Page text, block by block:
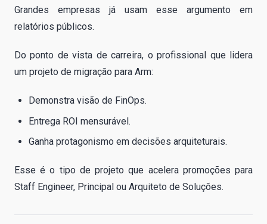
Grandes empresas já usam esse argumento em
relatórios públicos.
Do ponto de vista de carreira, o profissional que lidera
um projeto de migração para Arm:
Demonstra visão de FinOps.
Entrega ROI mensurável.
Ganha protagonismo em decisões arquiteturais.
Esse é o tipo de projeto que acelera promoções para
Staff Engineer, Principal ou Arquiteto de Soluções.